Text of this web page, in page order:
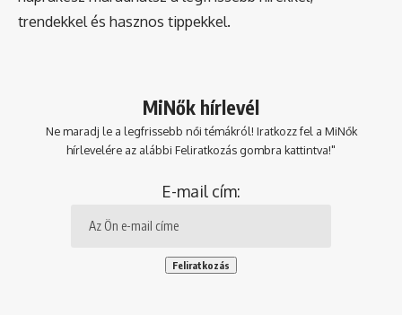
trendekkel és hasznos tippekkel.
MiNők hírlevél
Ne maradj le a legfrissebb női témákról! Iratkozz fel a MiNők
hírlevelére az alábbi Feliratkozás gombra kattintva!"
E-mail cím: